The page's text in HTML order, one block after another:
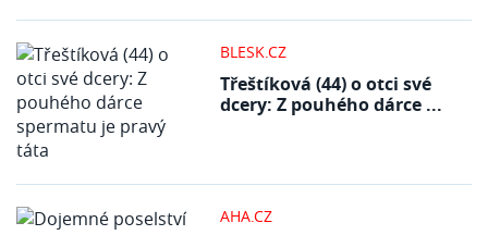
BLESK.CZ
Třeštíková (44) o otci své
dcery: Z pouhého dárce ...
AHA.CZ